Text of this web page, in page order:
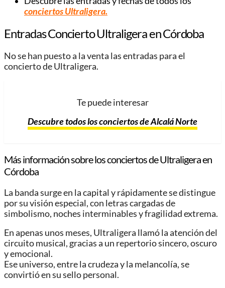
conciertos Ultraligera.
Entradas Concierto Ultraligeraen Córdoba
No se han puesto a la venta las entradas para el
concierto de Ultraligera.
Te puede interesar
Descubre todos los conciertos de Alcalá Norte
Más información sobre los conciertos de Ultraligeraen
Córdoba
La banda surge en la capital y rápidamente se distingue
por su visión especial, con letras cargadas de
simbolismo, noches interminables y fragilidad extrema.
En apenas unos meses, Ultraligera llamó la atención del
circuito musical, gracias a un repertorio sincero, oscuro
y emocional.
Ese universo, entre la crudeza y la melancolía, se
convirtió en su sello personal.